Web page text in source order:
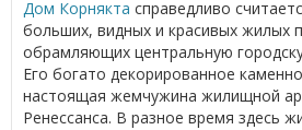
Дом Корнякта справедливо
больших, видных и красивых жилых
обрамляющих центральную
Его богато декорированное
настоящая жемчужина жилищной
Ренессанса. В разное время здесь